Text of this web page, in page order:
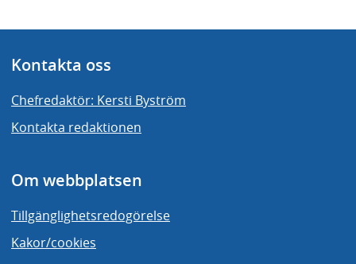
Kontakta oss
Chefredaktör: Kersti Byström
Kontakta redaktionen
Om webbplatsen
Tillgänglighetsredogörelse
Kakor/cookies